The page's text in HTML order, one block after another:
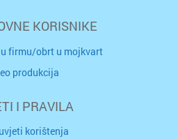
KORISNIKE
firmu/obrt u mojkvart
produkcija
I PRAVILA
korištenja